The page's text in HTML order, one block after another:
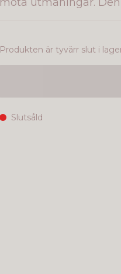
Produkten är tyvärr slut i
Slutsåld